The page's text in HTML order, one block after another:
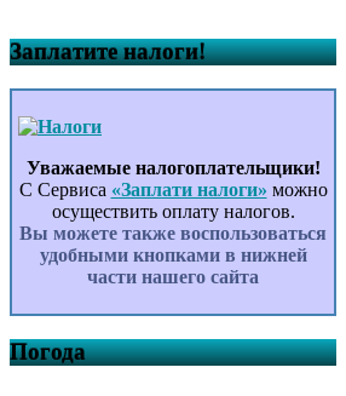
Заплатите налоги!
Уважаемые налогоплательщики!
С Сервиса «Заплати налоги» можно
осуществить оплату налогов.
Вы можете также воспользоваться
удобными кнопками в нижней
части нашего сайта
Погода